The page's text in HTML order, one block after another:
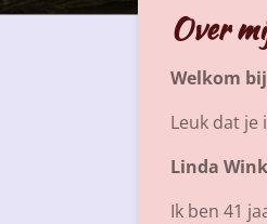
Over
Welkom
Leuk dat je
Linda
Ik ben 41